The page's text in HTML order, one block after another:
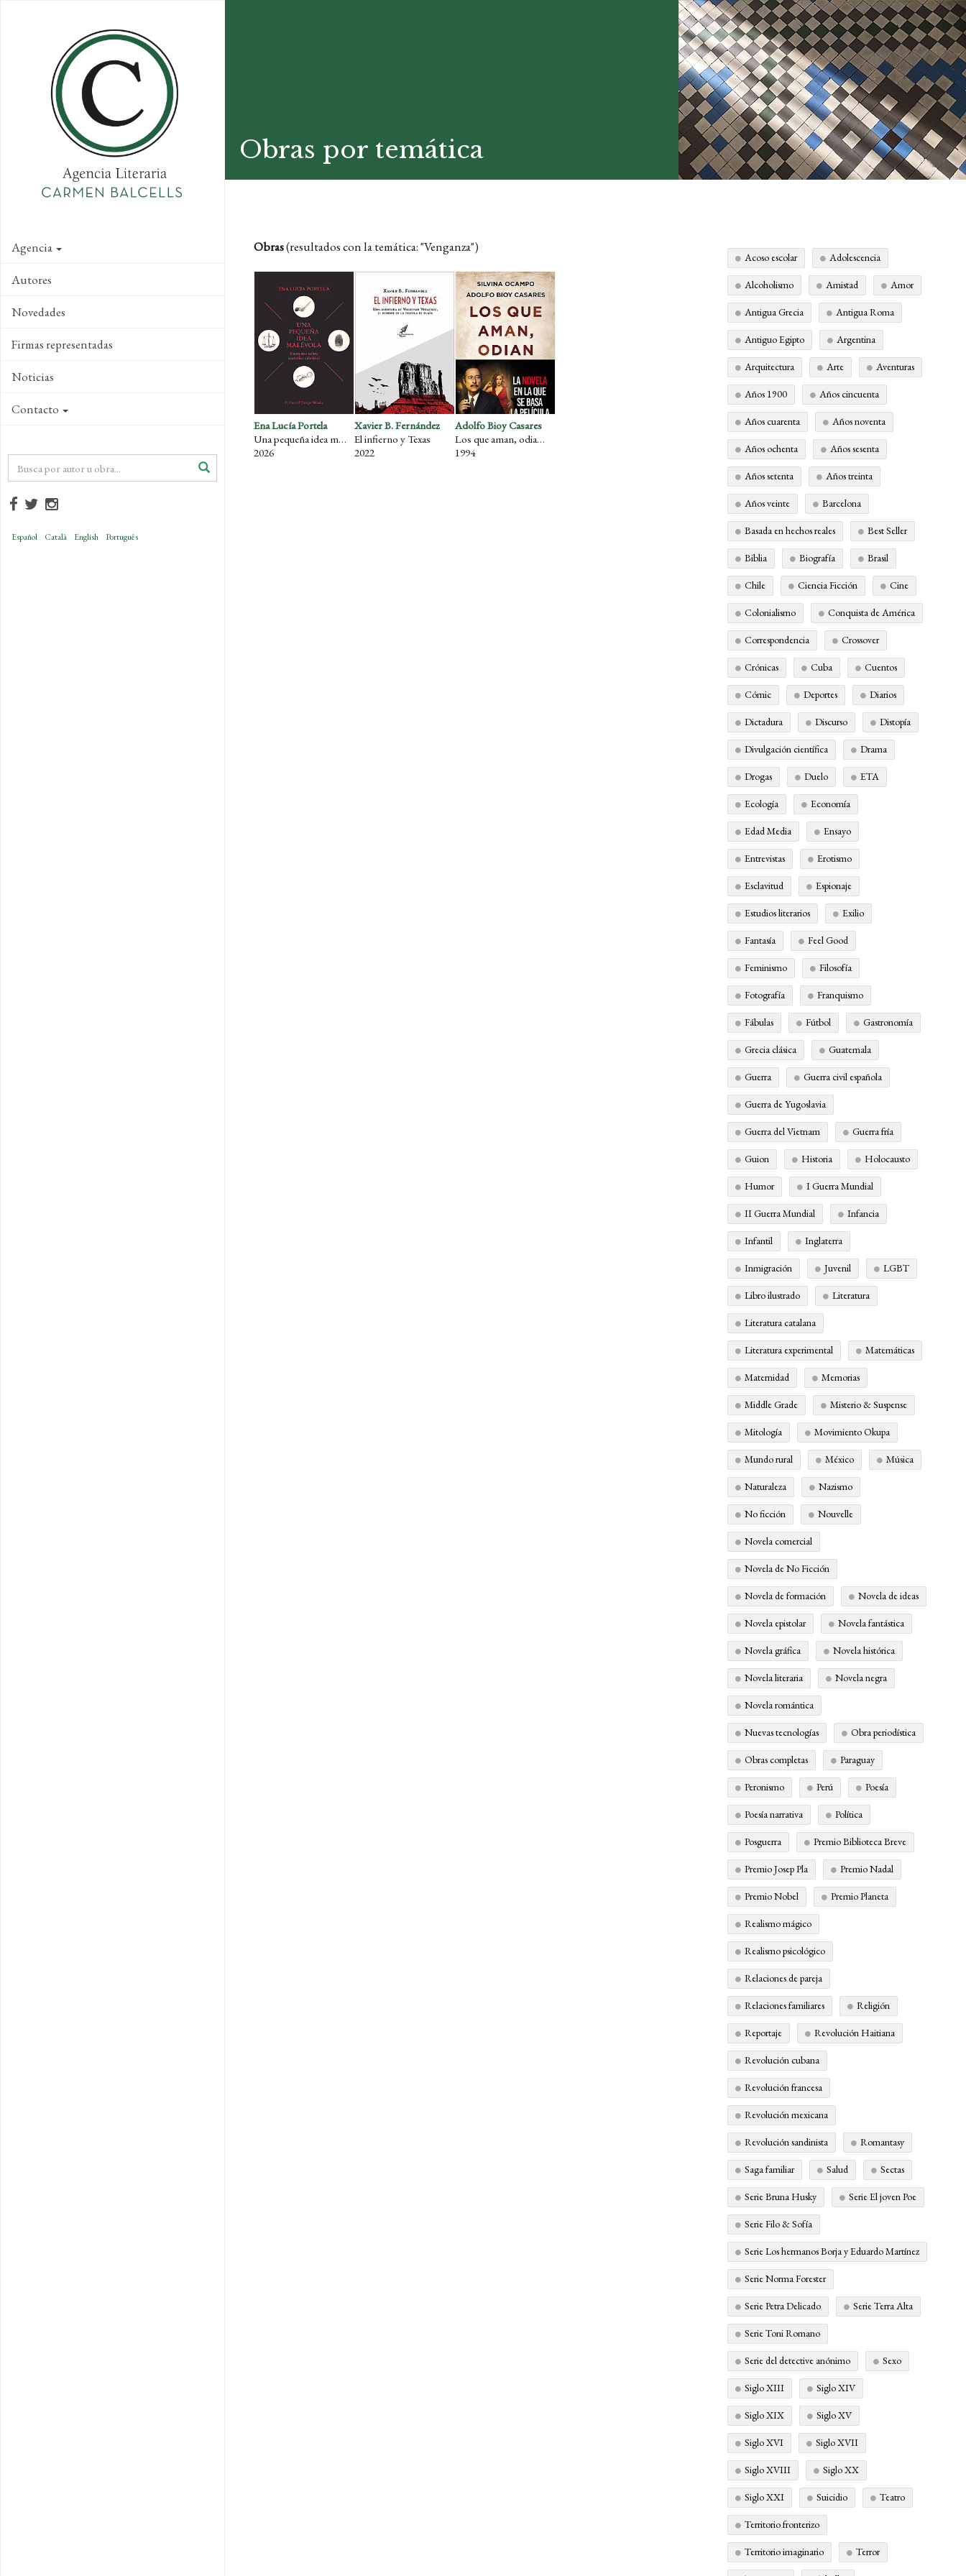
Agencia
Autores
Novedades
Firmas representadas
Noticias
Contacto
Español Català English Português
Obras por temática
Obras(resultados con la temática: "Venganza")
Ena Lucía Portela
Una pequeña idea malévola
2026
Xavier B. Fernández
El infierno y Texas
2022
Adolfo Bioy Casares
Los que aman, odian (con Silvina Ocampo)
1994
Acoso escolar Adolescencia
Alcoholismo Amistad Amor
Antigua Grecia Antigua Roma
Antiguo Egipto Argentina
Arquitectura Arte Aventuras
Años 1900 Años cincuenta
Años cuarenta Años noventa
Años ochenta Años sesenta
Años setenta Años treinta
Años veinte Barcelona
Basada en hechos reales Best Seller
Biblia Biografía Brasil
Chile Ciencia Ficción Cine
Colonialismo Conquista de América
Correspondencia Crossover
Crónicas Cuba Cuentos
Cómic Deportes Diarios
Dictadura Discurso Distopía
Divulgación científica Drama
Drogas Duelo ETA
Ecología Economía
Edad Media Ensayo
Entrevistas Erotismo
Esclavitud Espionaje
Estudios literarios Exilio
Fantasía Feel Good
Feminismo Filosofía
Fotografía Franquismo
Fábulas Fútbol Gastronomía
Grecia clásica Guatemala
Guerra Guerra civil española
Guerra de Yugoslavia
Guerra del Vietnam Guerra fría
Guion Historia Holocausto
Humor I Guerra Mundial
II Guerra Mundial Infancia
Infantil Inglaterra
Inmigración Juvenil LGBT
Libro ilustrado Literatura
Literatura catalana
Literatura experimental Matemáticas
Maternidad Memorias
Middle Grade Misterio & Suspense
Mitología Movimiento Okupa
Mundo rural México Música
Naturaleza Nazismo
No ficción Nouvelle
Novela comercial
Novela de No Ficción
Novela de formación Novela de ideas
Novela epistolar Novela fantástica
Novela gráfica Novela histórica
Novela literaria Novela negra
Novela romántica
Nuevas tecnologías Obra periodística
Obras completas Paraguay
Peronismo Perú Poesía
Poesía narrativa Política
Posguerra Premio Biblioteca Breve
Premio Josep Pla Premio Nadal
Premio Nobel Premio Planeta
Realismo mágico
Realismo psicológico
Relaciones de pareja
Relaciones familiares Religión
Reportaje Revolución Haitiana
Revolución cubana
Revolución francesa
Revolución mexicana
Revolución sandinista Romantasy
Saga familiar Salud Sectas
Serie Bruna Husky Serie El joven Poe
Serie Filo & Sofía
Serie Los hermanos Borja y Eduardo Martínez
Serie Norma Forester
Serie Petra Delicado Serie Terra Alta
Serie Toni Romano
Serie del detective anónimo Sexo
Siglo XIII Siglo XIV
Siglo XIX Siglo XV
Siglo XVI Siglo XVII
Siglo XVIII Siglo XX
Siglo XXI Suicidio Teatro
Territorio fronterizo
Territorio imaginario Terror